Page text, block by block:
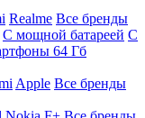
Realme Все бренды
С мощной батареей С
64 Гб
Apple Все бренды